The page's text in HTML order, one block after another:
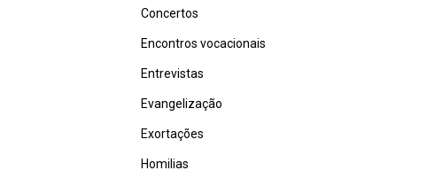
Concertos
Encontros vocacionais
Entrevistas
Evangelização
Exortações
Homilias